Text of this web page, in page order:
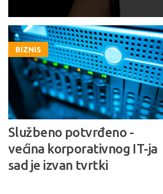
BIZNIS
Službeno potvrđeno -
većina korporativnog IT-ja
sad je izvan tvrtki